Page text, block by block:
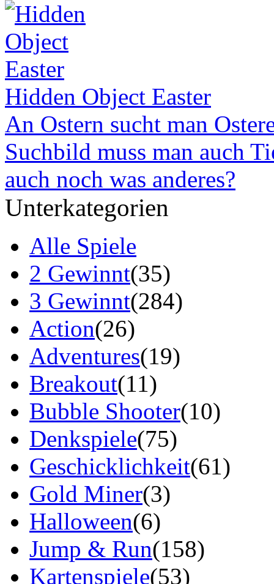
Hidden Object Easter
An Ostern sucht man
Suchbild muss man auch
auch noch was anderes?
Unterkategorien
Alle Spiele
2 Gewinnt(35)
3 Gewinnt(284)
Action(26)
Adventures(19)
Breakout(11)
Bubble Shooter(10)
Denkspiele(75)
Geschicklichkeit(61)
Gold Miner(3)
Halloween(6)
Jump & Run(158)
Kartenspiele(53)